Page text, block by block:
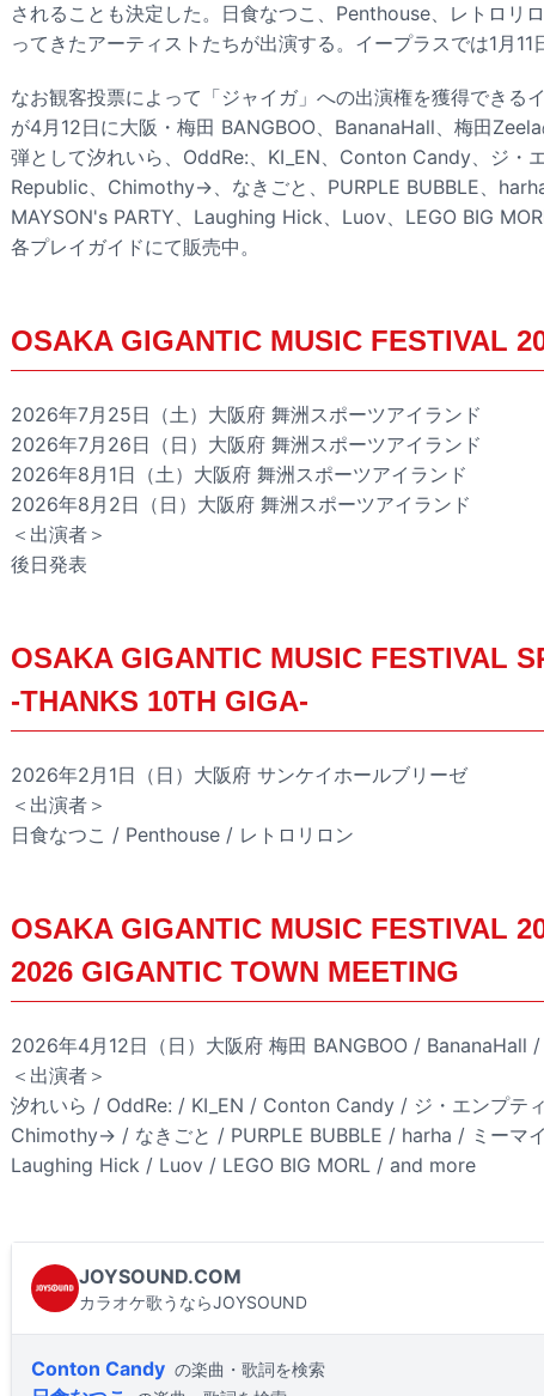
されることも決定した。日食なつこ、Penthouse、レトロリ
ってきたアーティストたちが出演する。イープラスでは1月11
なお観客投票によって「ジャイガ」への出演権を獲得できる
が4月12日に大阪・梅田 BANGBOO、BananaHall、梅田
弾として汐れいら、OddRe:、KI_EN、Conton Candy、ジ・
Republic、Chimothy→、なきごと、PURPLE BUBBLE、
MAYSON's PARTY、Laughing Hick、Luov、LEGO BIG
各プレイガイドにて販売中。
OSAKA GIGANTIC MUSIC FESTIVAL
2026年7月25日（土）大阪府 舞洲スポーツアイランド
2026年7月26日（日）大阪府 舞洲スポーツアイランド
2026年8月1日（土）大阪府 舞洲スポーツアイランド
2026年8月2日（日）大阪府 舞洲スポーツアイランド
＜出演者＞
後日発表
OSAKA GIGANTIC MUSIC FESTIVAL
-THANKS 10TH GIGA-
2026年2月1日（日）大阪府 サンケイホールブリーゼ
＜出演者＞
日食なつこ / Penthouse / レトロリロン
OSAKA GIGANTIC MUSIC FESTIVAL
2026 GIGANTIC TOWN MEETING
2026年4月12日（日）大阪府 梅田 BANGBOO / BananaHall
＜出演者＞
汐れいら / OddRe: / KI_EN / Conton Candy / ジ・エンプ
Chimothy→ / なきごと / PURPLE BUBBLE / harha / ミーマ
Laughing Hick / Luov / LEGO BIG MORL / and more
JOYSOUND.COM
カラオケ歌うならJOYSOUND
Conton Candy の楽曲・歌詞を検索